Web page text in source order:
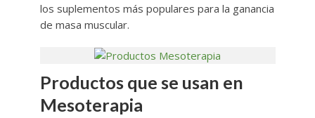
los suplementos más populares para la ganancia
de masa muscular.
Productos que se usan en
Mesoterapia